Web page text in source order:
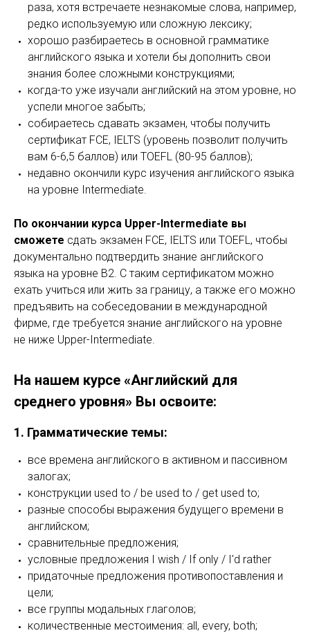
раза, хотя встречаете незнакомые слова, например,
редко используемую или сложную лексику;
хорошо разбираетесь в основной грамматике
английского языка и хотели бы дополнить свои
знания более сложными конструкциями;
когда-то уже изучали английский на этом уровне, но
успели многое забыть;
собираетесь сдавать экзамен, чтобы получить
сертификат FCE, IELTS (уровень позволит получить
вам 6-6,5 баллов) или TOEFL (80-95 баллов);
недавно окончили курс изучения английского языка
на уровне Intermediate.
По окончании курса Upper-Intermediate вы
сможете сдать экзамен FCE, IELTS или TOEFL, чтобы
документально подтвердить знание английского
языка на уровне B2. С таким сертификатом можно
ехать учиться или жить за границу, а также его можно
предъявить на собеседовании в международной
фирме, где требуется знание английского на уровне
не ниже Upper-Intermediate.
На нашем курсе «Английский для
среднего уровня» Вы освоите:
1. Грамматические темы:
все времена английского в активном и пассивном
залогах;
конструкции used to / be used to / get used to;
разные способы выражения будущего времени в
английском;
сравнительные предложения;
условные предложения I wish / If only / I'd rather
придаточные предложения противопоставления и
цели;
все группы модальных глаголов;
количественные местоимения: all, every, both;